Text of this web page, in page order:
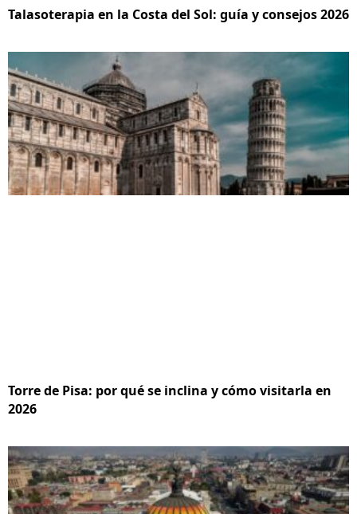
Talasoterapia en la Costa del Sol: guía y consejos 2026
Torre de Pisa: por qué se inclina y cómo visitarla en
2026